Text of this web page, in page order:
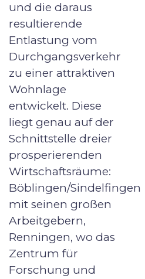
und die daraus
resultierende
Entlastung vom
Durchgangsverkehr
zu einer attraktiven
Wohnlage
entwickelt. Diese
liegt genau auf der
Schnittstelle dreier
prosperierenden
Wirtschaftsräume:
Böblingen/Sindelfingen
mit seinen großen
Arbeitgebern,
Renningen, wo das
Zentrum für
Forschung und